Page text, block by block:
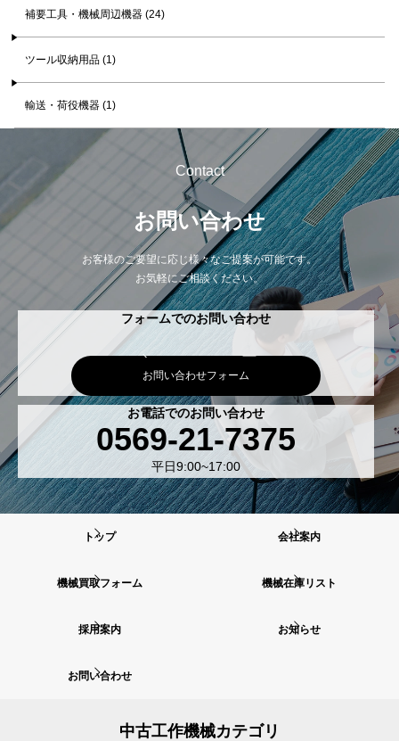
補要工具・機械周辺機器 (24)
ツール収納用品 (1)
輸送・荷役機器 (1)
Contact
お問い合わせ
お客様のご要望に応じ様々なご提案が可能です。
お気軽にご相談ください。
フォームでのお問い合わせ
お問い合わせフォーム
お電話でのお問い合わせ
0569-21-7375
平日9:00~17:00
トップ 会社案内
機械買取フォーム 機械在庫リスト
採用案内 お知らせ
お問い合わせ
中古工作機械カテゴリ